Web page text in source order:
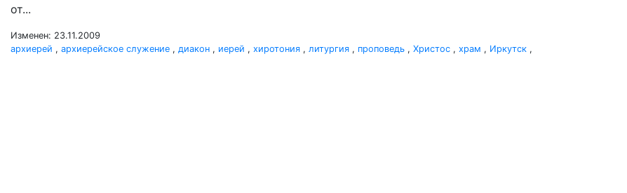
от...
Изменен: 23.11.2009
архиерей , архиерейское служение , диакон , иерей , хиротония , литургия , проповедь , Христос , храм , Иркутск ,